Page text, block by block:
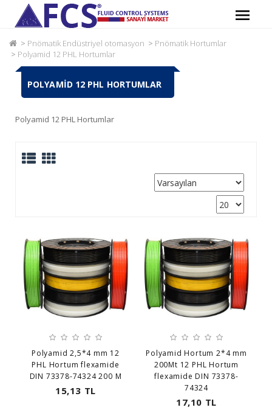
Pnömatik Endüstriyel otomasyon
Pnömatik Hortumlar
Polyamid 12 PHL Hortumlar
POLYAMID 12 PHL HORTUMLAR
Polyamid 12 PHL Hortumlar
Polyamid 2,5*4 mm 12
PHL Hortum flexamide
DIN 73378-74324 200 M
15,13 TL
Polyamid Hortum 2*4 mm
200Mt 12 PHL Hortum
flexamide DIN 73378-
74324
17,10 TL